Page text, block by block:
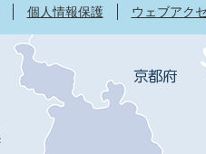
個人情報保護 ウェブアク